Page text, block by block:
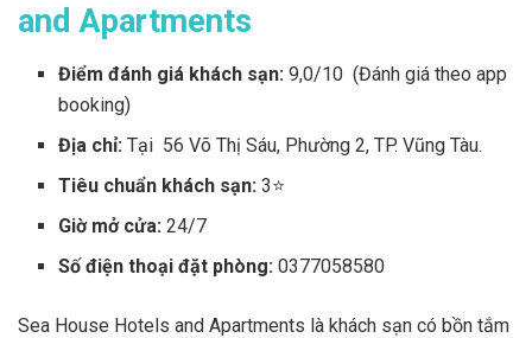
and Apartments
Điểm đánh giá khách sạn:9,0/10 (Đánh giá theo app
booking)
Địa chỉ: Tại 56 Võ Thị Sáu, Phường 2, TP. Vũng Tàu.
Tiêu chuẩn khách sạn: 3⭐
Giờ mở cửa: 24/7
Số điện thoại đặt phòng:0377058580
Sea House Hotels and Apartments là khách sạn có bồn tắm